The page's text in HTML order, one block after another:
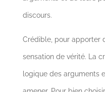
discours.
Crédible, pour apporter
sensation de vérité. La
logique des arguments